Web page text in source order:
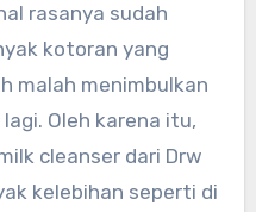
rasanya sudah
kotoran yang
malah menimbulkan
Oleh karena itu,
cleanser dari Drw
kelebihan seperti di